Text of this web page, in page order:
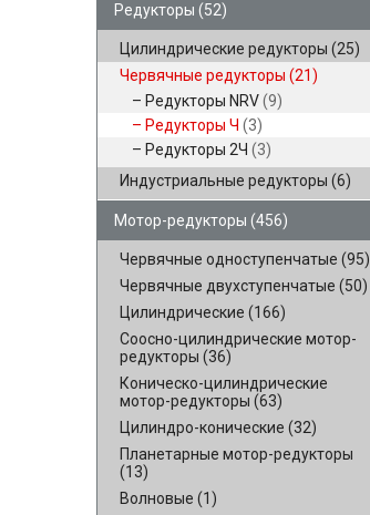
Редукторы (52)
Цилиндрические редукторы (25)
Червячные редукторы (21)
Редукторы NRV(9)
Редукторы Ч (3)
Редукторы 2Ч (3)
Индустриальные редукторы (6)
Мотор-редукторы (456)
Червячные одноступенчатые (95)
Червячные двухступенчатые (50)
Цилиндрические (166)
Соосно-цилиндрические мотор-
редукторы (36)
Коническо-цилиндрические
мотор-редукторы (63)
Цилиндро-конические (32)
Планетарные мотор-редукторы
(13)
Волновые (1)